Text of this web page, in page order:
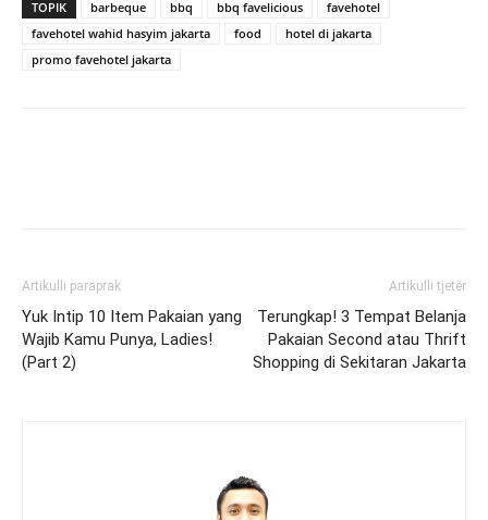
TOPIK barbeque bbq bbq favelicious
favehotel
favehotel wahid hasyim jakarta
food
hotel di jakarta
promo favehotel jakarta
Artikulli paraprak
Yuk Intip 10 Item Pakaian yang
Wajib Kamu Punya, Ladies!
(Part 2)
Artikulli tjetër
Terungkap! 3 Tempat Belanja
Pakaian Second atau Thrift
Shopping di Sekitaran Jakarta